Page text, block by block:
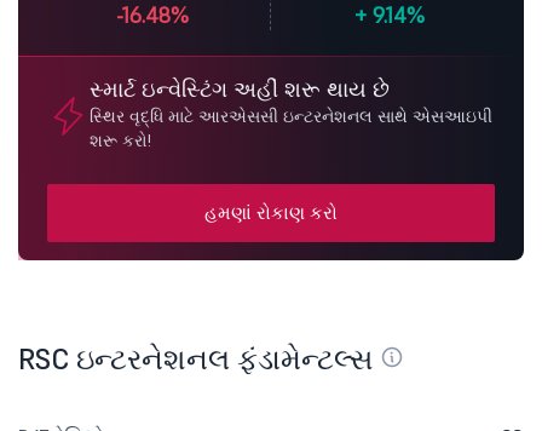
-16.48% +9.14%
સ્માર્ટ ઇન્વેસ્ટિંગ અહીં શરૂ થાય છે
સ્થિર વૃદ્ધિ માટે આરએસસી ઇન્ટરનેશનલ સાથે એસઆઇપી
શરૂ કરો!
હમણાં રોકાણ કરો
RSC ઇન્ટરનેશનલ ફંડામેન્ટલ્સ